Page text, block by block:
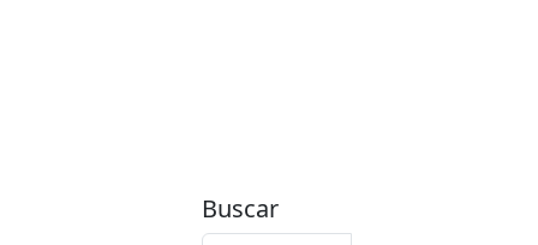
Buscar